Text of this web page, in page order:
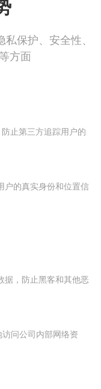
保护、安全性、
方面
止第三方追踪用户的
户的真实身份和位置信
据，防止黑客和其他恶
问公司内部网络资